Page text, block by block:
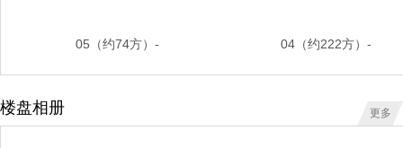
05（约74方）- 04（约222方）-
楼盘相册 更多